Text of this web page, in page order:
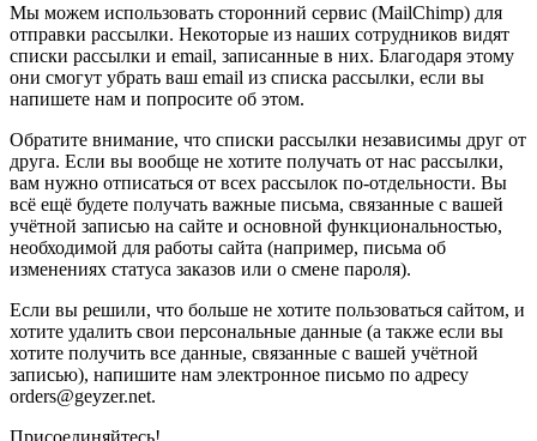
Мы можем использовать сторонний сервис (MailChimp) для
отправки рассылки. Некоторые из наших сотрудников видят
списки рассылки и email, записанные в них. Благодаря этому
они смогут убрать ваш email из списка рассылки, если вы
напишете нам и попросите об этом.
Обратите внимание, что списки рассылки независимы друг от
друга. Если вы вообще не хотите получать от нас рассылки,
вам нужно отписаться от всех рассылок по-отдельности. Вы
всё ещё будете получать важные письма, связанные с вашей
учётной записью на сайте и основной функциональностью,
необходимой для работы сайта (например, письма об
изменениях статуса заказов или о смене пароля).
Если вы решили, что больше не хотите пользоваться сайтом, и
хотите удалить свои персональные данные (а также если вы
хотите получить все данные, связанные с вашей учётной
записью), напишите нам электронное письмо по адресу
orders@geyzer.net.
Присоединяйтесь!